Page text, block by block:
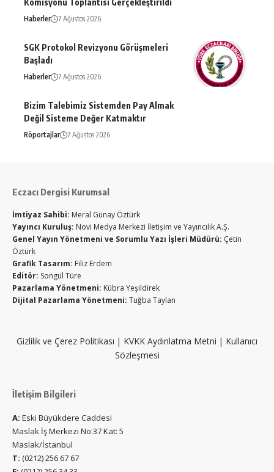
Komisyonu Toplantısı Gerçekleştirildi
Haberler 7 Ağustos 2026
SGK Protokol Revizyonu Görüşmeleri
Başladı
Haberler 7 Ağustos 2026
Bizim Talebimiz Sistemden Pay Almak
Değil Sisteme Değer Katmaktır
Röportajlar 7 Ağustos 2026
Eczacı Dergisi Kurumsal
İmtiyaz Sahibi: Meral Günay Öztürk
Yayıncı Kuruluş: Novi Medya Merkezi İletişim ve Yayıncılık A.Ş.
Genel Yayın Yönetmeni ve Sorumlu Yazı İşleri Müdürü: Çetin
Öztürk
Grafik Tasarım: Filiz Erdem
Editör: Songül Türe
Pazarlama Yönetmeni: Kübra Yeşildirek
Dijital Pazarlama Yönetmeni: Tuğba Taylan
Gizlilik ve Çerez Politikası | KVKK Aydınlatma Metni | Kullanıcı
Sözleşmesi
İletişim Bilgileri
A: Eski Büyükdere Caddesi
Maslak İş Merkezi No:37 Kat: 5
Maslak/İstanbul
T: (0212) 256 67 67